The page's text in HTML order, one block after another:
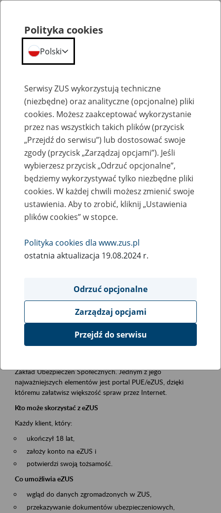
Szkolenia
Zaproś ZUS do siebie - zakładanie profili
eZUS w siedzibie Twojej firmy
Rodzaj wydarzenia
Szkolenia
Obszar merytoryczny
obsługa klientów
Opis wydarzenia
Platforma Usług Elektronicznych ZUS eZUS
Zakład Ubezpieczeń Społecznych. Jednym z jego
najważniejszych elementów jest portal PUE/eZUS, dzięki
któremu załatwisz większość spraw przez Internet.
Kto może skorzystać z eZUS
Każdy klient, który:
ukończył 18 lat,
założy konto na eZUS i
potwierdzi swoją tożsamość.
Co umożliwia eZUS
wgląd do danych zgromadzonych w ZUS,
przekazywanie dokumentów ubezpieczeniowych,
Polityka cookies
Polski
Serwisy ZUS wykorzystują techniczne
(niezbędne) oraz analityczne (opcjonalne) pliki
cookies. Możesz zaakceptować wykorzystanie
przez nas wszystkich takich plików (przycisk
„Przejdź do serwisu”) lub dostosować swoje
zgody (przycisk „Zarządzaj opcjami”). Jeśli
wybierzesz przycisk „Odrzuć opcjonalne”,
będziemy wykorzystywać tylko niezbędne pliki
cookies. W każdej chwili możesz zmienić swoje
ustawienia. Aby to zrobić, kliknij „Ustawienia
plików cookies” w stopce.
Polityka cookies dla www.zus.pl
ostatnia aktualizacja 19.08.2024 r.
Odrzuć opcjonalne
Zarządzaj opcjami
Przejdź do serwisu